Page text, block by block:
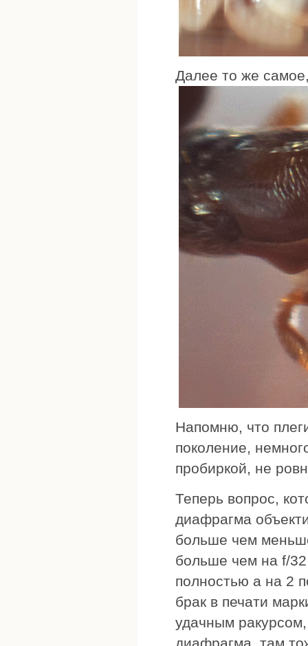
Далее то же
Напомню, что
поколение,
пробиркой, не
Теперь вопрос,
диафрагма
больше чем
больше чем на f/
полностью а на 2
брак в печати
удачным